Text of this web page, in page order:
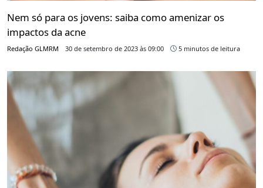
Nem só para os jovens: saiba como amenizar os
impactos da acne
Redação GLMRM 30 de setembro de 2023 às 09:00 5 minutos de leitura